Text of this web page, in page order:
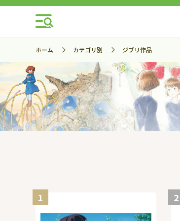
ホーム カテゴリ別 ジブリ作品
1 2